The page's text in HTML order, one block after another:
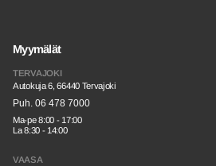
Myymälät
TERVAJOKI
Autokuja 6, 66440 Tervajoki
Puh. 06 478 7000
Ma-pe 8:00 - 17:00
La 8:30 - 14:00
VAASA